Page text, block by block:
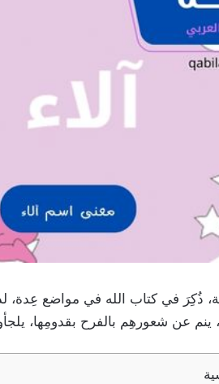
ذُكِرَ في كتاب الله في مواضع عِدة،
ينم عن شعورهِم بالفرح بقدومِها،